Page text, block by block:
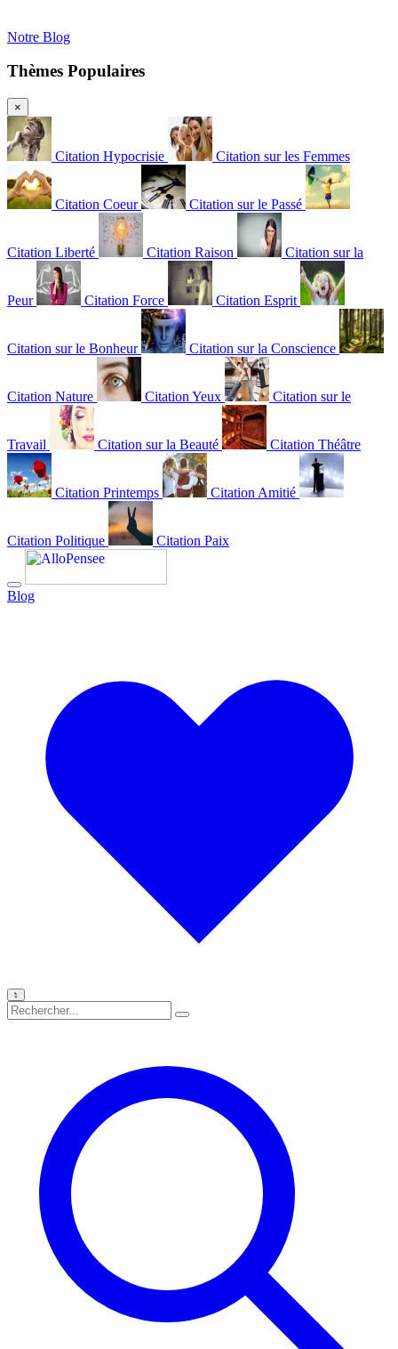
Notre Blog
Thèmes Populaires
×
Citation Hypocrisie Citation sur les Femmes
Citation Coeur Citation sur le Passé
Citation Liberté Citation Raison Citation sur la
Peur Citation Force Citation Esprit
Citation sur le Bonheur Citation sur la Conscience
Citation Nature Citation Yeux Citation sur le
Travail Citation sur la Beauté Citation Théâtre
Citation Printemps Citation Amitié
Citation Politique Citation Paix
Blog